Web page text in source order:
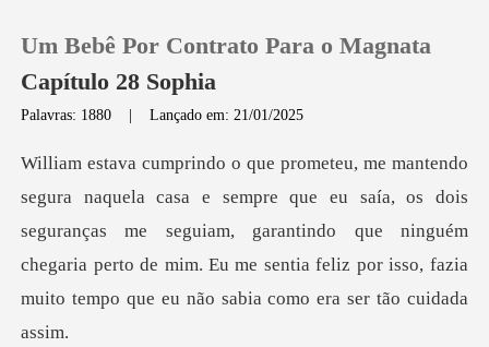
0
Um Bebê Por Contrato Para o Magnata
Capítulo 28 Sophia
Palavras: 1880 |Lançado em: 21/01/2025
saía, os dois
seguranças me seguiam, garantindo que ninguém
chegaria perto de mim. Eu me